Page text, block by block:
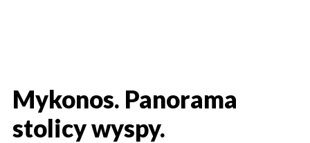
Mykonos. Panorama
stolicy wyspy.